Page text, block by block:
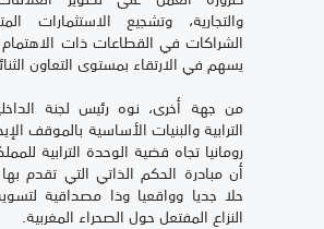
والتجارية، وتشجيع الاستثمارات
الشراكات في القطاعات ذات الاهتمام
يسهم في الارتقاء بمستوى التعاون
من جهة أخرى، نوه رئيس لجنة
الترابية والبنيات الأساسية بالموقف
رومانيا تجاه قضية الوحدة الترابية
أن مبادرة الحكم الذاتي التي تقدم
حلا جديا وواقعيا وذا مصداقية
النزاع المفتعل حول الصحراء المغربية.